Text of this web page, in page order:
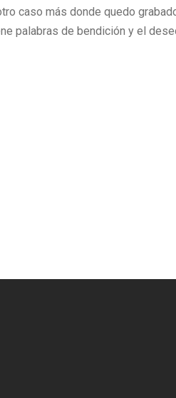
caso más donde quedo
palabras de bendición y el